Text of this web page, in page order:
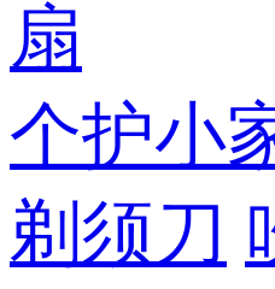
扇
个护小
剃须刀